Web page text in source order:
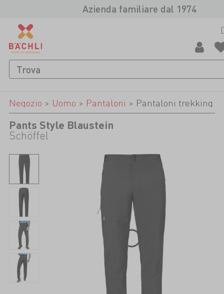
Azienda familiare dal 1974
Negozio > Uomo > Pantaloni > Pantaloni trekking
Pants Style Blaustein
Schöffel